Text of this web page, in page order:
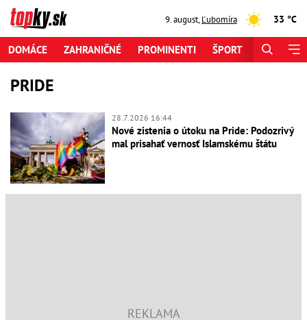
9. august,Ľubomíra 33 °C
DOMÁCE ZAHRANIČNÉ PROMINENTI ŠPORT
PRIDE
28.7.2026 16:44
Nové zistenia o útoku na Pride: Podozrivý
mal prisahať vernosť Islamskému štátu